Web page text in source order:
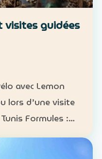
visites guidées
avec Lemon
lors d’une visite
accompagné